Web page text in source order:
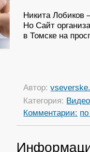
Никита
Но Сайт
в Томске на
Автор:
Категория: Видео
Комментарии: